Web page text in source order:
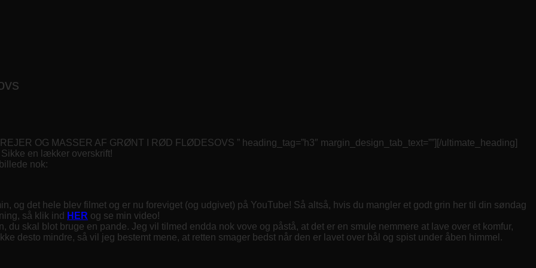
OG MASSER AF GRØNT I RØD FLØDESOVS ” heading_tag=”h3″ margin_design_tab_text=””][/ultimate_heading]
Sikke en lækker overskrift!
nok:
og det hele blev filmet og er nu foreviget (og udgivet) på YouTube! Så altså, hvis du mangler et godt grin her til din søndag
så klik ind HER og se min video!
skal blot bruge en pande. Jeg vil tilmed endda nok vove og påstå, at det er en smule nemmere at lave over et komfur,
desto mindre, så vil jeg bestemt mene, at retten smager bedst når den er lavet over bål og spist under åben himmel.